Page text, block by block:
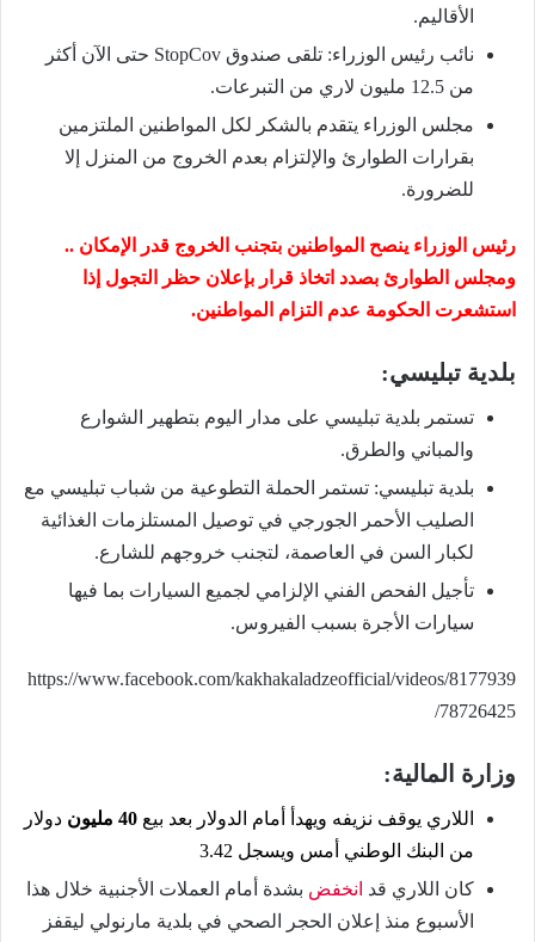
الأقاليم.
نائب رئيس الوزراء: تلقى صندوق StopCov حتى الآن أكثر
من 12.5 مليون لاري من التبرعات.
مجلس الوزراء يتقدم بالشكر لكل المواطنين الملتزمين
بقرارات الطوارئ والإلتزام بعدم الخروج من المنزل إلا
للضرورة.
رئيس الوزراء ينصح المواطنين بتجنب الخروج قدر الإمكان ..
ومجلس الطوارئ بصدد اتخاذ قرار بإعلان حظر التجول إذا
استشعرت الحكومة عدم التزام المواطنين.
بلدية تبليسي:
تستمر بلدية تبليسي على مدار اليوم بتطهير الشوارع
والمباني والطرق.
بلدية تبليسي: تستمر الحملة التطوعية من شباب تبليسي مع
الصليب الأحمر الجورجي في توصيل المستلزمات الغذائية
لكبار السن في العاصمة، لتجنب خروجهم للشارع.
تأجيل الفحص الفني الإلزامي لجميع السيارات بما فيها
سيارات الأجرة بسبب الفيروس.
https://www.facebook.com/kakhakaladzeofficial/videos/8177939
78726425/
وزارة المالية:
اللاري يوقف نزيفه ويهدأ أمام الدولار بعد بيع 40 مليون
دولار
من البنك الوطني أمس ويسجل 3.42
كان اللاري قد انخفض بشدة أمام العملات الأجنبية خلال هذا
الأسبوع منذ إعلان الحجر الصحي في بلدية مارنولي ليقفز